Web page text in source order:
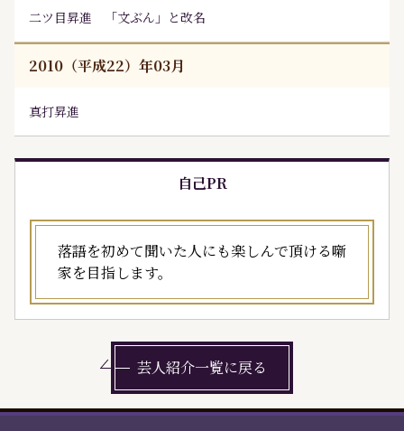
二ツ目昇進 「文ぶん」と改名
2010（平成22）年03月
真打昇進
自己PR
落語を初めて聞いた人にも楽しんで頂ける噺
家を目指します。
芸人紹介一覧に戻る